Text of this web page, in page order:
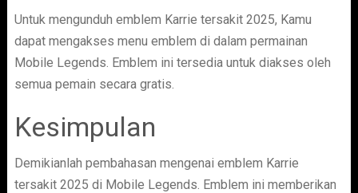
Untuk mengunduh emblem Karrie tersakit 2025, Kamu
dapat mengakses menu emblem di dalam permainan
Mobile Legends. Emblem ini tersedia untuk diakses oleh
semua pemain secara gratis.
Kesimpulan
Demikianlah pembahasan mengenai emblem Karrie
tersakit 2025 di Mobile Legends. Emblem ini memberikan